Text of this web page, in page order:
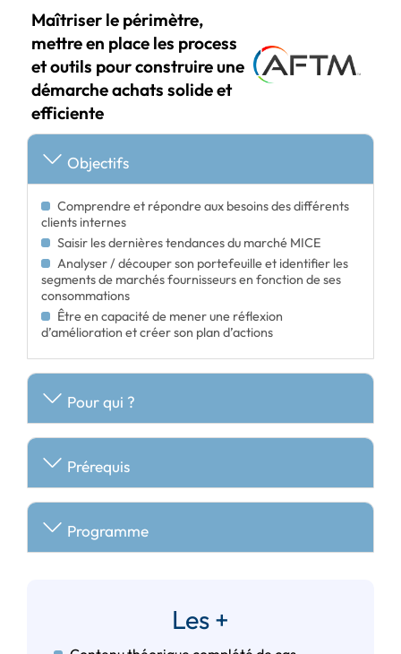
Maîtriser le périmètre,
mettre en place les process
et outils pour construire une
démarche achats solide et
efficiente
Objectifs
Comprendre et répondre aux besoins des différents
clients internes
Saisir les dernières tendances du marché MICE
Analyser / découper son portefeuille et identifier les
segments de marchés fournisseurs en fonction de ses
consommations
Être en capacité de mener une réflexion
d’amélioration et créer son plan d’actions
Pour qui ?
Prérequis
Programme
Les +